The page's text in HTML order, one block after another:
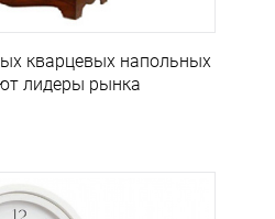
кварцевых напольных
лидеры рынка